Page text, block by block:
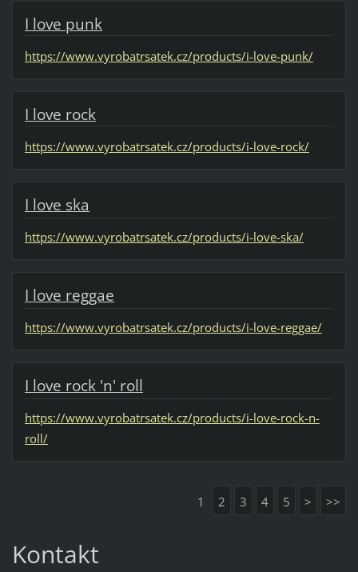
I love punk
https://www.vyrobatrsatek.cz/products/i-love-punk/
I love rock
https://www.vyrobatrsatek.cz/products/i-love-rock/
I love ska
https://www.vyrobatrsatek.cz/products/i-love-ska/
I love reggae
https://www.vyrobatrsatek.cz/products/i-love-reggae/
I love rock 'n' roll
https://www.vyrobatrsatek.cz/products/i-love-rock-n-
roll/
1 2 3 4 5 > >>
Kontakt